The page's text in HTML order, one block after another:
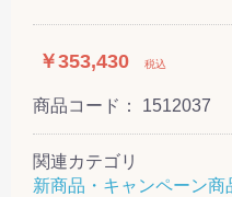
￥353,430 税込
商品コード： 1512037
関連カテゴリ
新商品・キャンペーン商